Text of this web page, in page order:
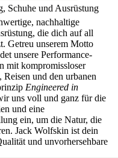
Schuhe und Ausrüstung
nachhaltige
die dich auf all
Getreu unserem Motto
unsere Performance-
mit kompromissloser
und den urbanen
Engineered in
uns voll und ganz für die
und eine
ein, um die Natur, die
Jack Wolfskin ist dein
und unvorhersehbare